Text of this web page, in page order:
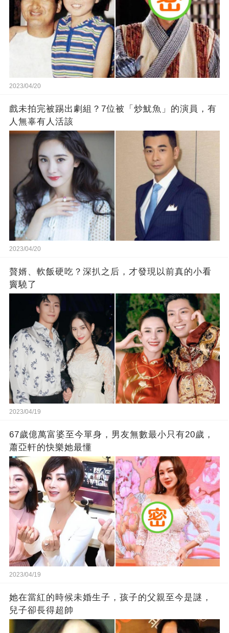
2023/04/20
戲未拍完被踢出劇組？7位被「炒魷魚」的演員，有
人無辜有人活該
2023/04/20
贅婿、軟飯硬吃？深扒之后，才發現以前真的小看
竇驍了
2023/04/19
67歲億萬富婆至今單身，男友無數最小只有20歲，
蕭亞軒的快樂她最懂
2023/04/19
她在當紅的時候未婚生子，孩子的父親至今是謎，
兒子卻長得超帥